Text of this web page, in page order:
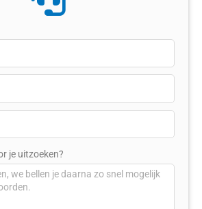
je uitzoeken?